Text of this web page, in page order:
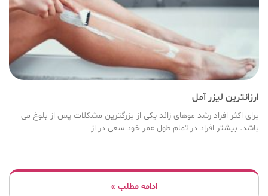
ارزانترین لیزر آمل
برای اکثر افراد رشد موهای زائد یکی از بزرگترین مشکلات پس از بلوغ می
باشد. بیشتر افراد در تمام طول عمر خود سعی در از
ادامه مطلب »